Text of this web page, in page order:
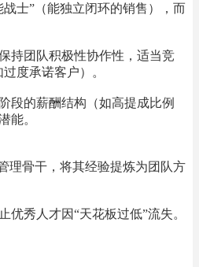
战士”（能独立闭环的销售），而
持团队积极性协作性，适当竞
度承诺客户）。
段的薪酬结构（如高提成比例
能。
理骨干，将其经验提炼为团队方
优秀人才因“天花板过低”流失。